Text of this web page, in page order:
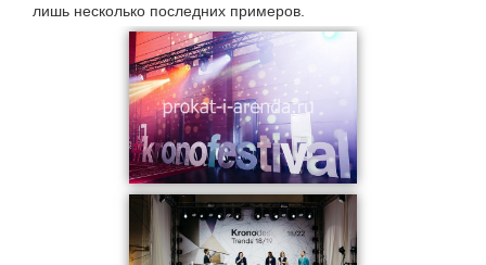
лишь несколько последних примеров.